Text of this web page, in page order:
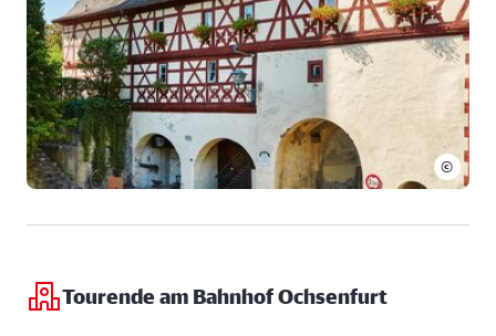
Dunkelheit und Stille ihre Strafe absaßen. Man
erzählt sich, dass der Taubenturm seinen Namen von
der Tatsache hat, dass der Turmwärter taub gewesen
sein muss, ansonsten wären die Schreie der
Gefangenen nicht zu ertragen gewesen.
©
Tourende am Bahnhof Ochsenfurt